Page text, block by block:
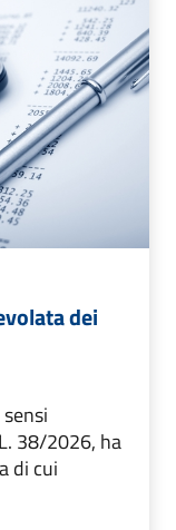
dei
38/2026, ha
di cui